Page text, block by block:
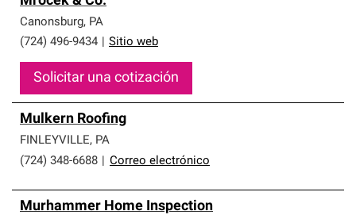
Canonsburg, PA
(724) 496-9434
Sitio web
Solicitar una cotización
Mulkern Roofing
FINLEYVILLE, PA
(724) 348-6688
Correo electrónico
Murhammer Home Inspection